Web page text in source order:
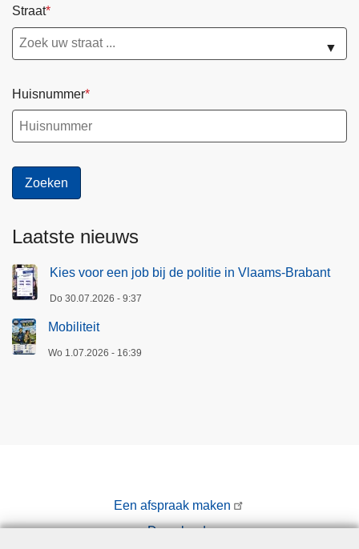
Straat
▼
Huisnummer
Laatste nieuws
Kies voor een job bij de politie in Vlaams-Brabant
Do 30.07.2026 - 9:37
Mobiliteit
Wo 1.07.2026 - 16:39
Een afspraak maken
Downloads